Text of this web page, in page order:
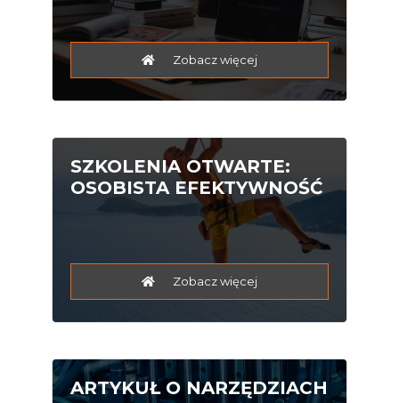
Zobacz więcej
SZKOLENIA OTWARTE:
OSOBISTA EFEKTYWNOŚĆ
Zobacz więcej
ARTYKUŁ O NARZĘDZIACH